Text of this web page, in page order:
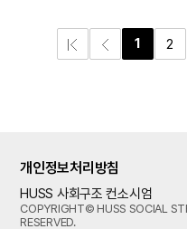
1 2
개인정보처리방침
HUSS 사회구조 컨소시엄
COPYRIGHT© HUSS SOCIAL
RESERVED.